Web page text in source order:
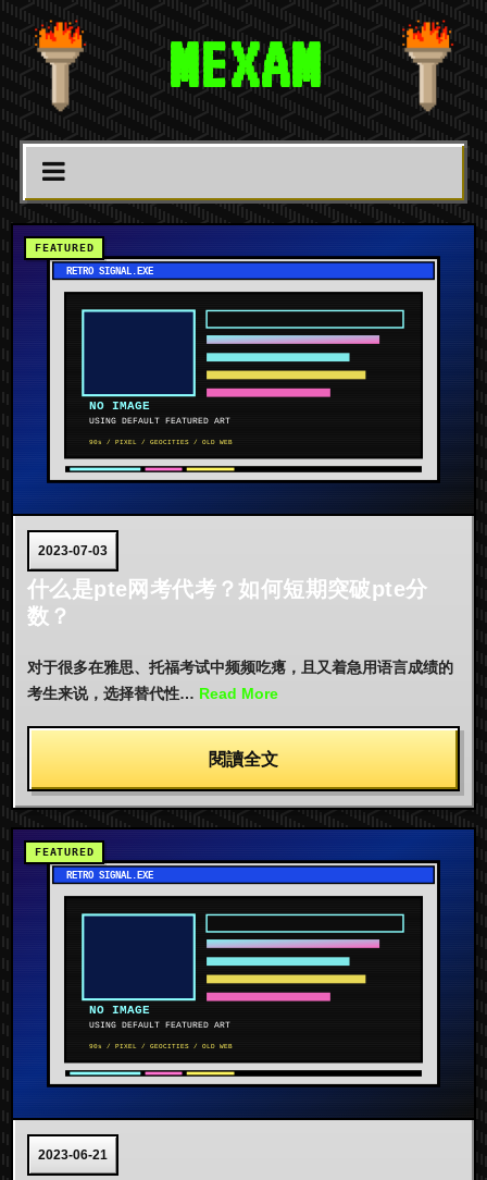
MEXAM
2023-07-03
什么是pte网考代考？如何短期突破pte分
数？
对于很多在雅思、托福考试中频频吃瘪，且又着急用语言成绩的
考生来说，选择替代性… Read More
閱讀全文
2023-06-21